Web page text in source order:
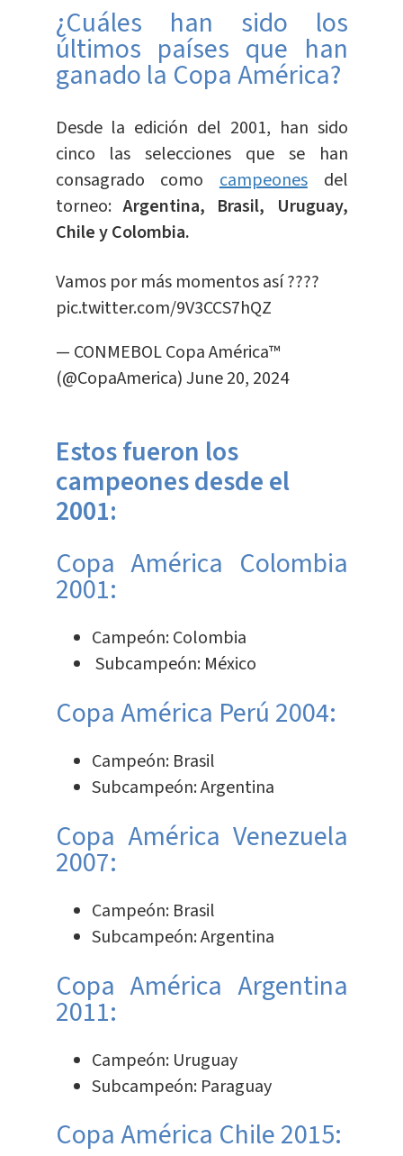
¿Cuáles han sido los
últimos países que han
ganado la Copa América?
Desde la edición del 2001, han sido
cinco las selecciones que se han
consagrado comocampeonesdel
torneo:Argentina, Brasil, Uruguay,
Chile y Colombia.
Vamos por más momentos así ????
pic.twitter.com/9V3CCS7hQZ
— CONMEBOL Copa América™️
(@CopaAmerica)June 20, 2024
Estos fueron los
campeones desde el
2001:
Copa América Colombia
2001:
Campeón: Colombia
Subcampeón: México
Copa América Perú 2004:
Campeón: Brasil
Subcampeón: Argentina
Copa América Venezuela
2007:
Campeón: Brasil
Subcampeón: Argentina
Copa América Argentina
2011:
Campeón: Uruguay
Subcampeón: Paraguay
Copa América Chile 2015: